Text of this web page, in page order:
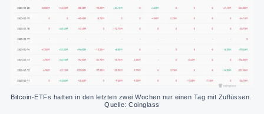
Bitcoin-ETFs hatten in den letzten zwei Wochen nur einen Tag mit Zuflüssen.
Quelle: Coinglass